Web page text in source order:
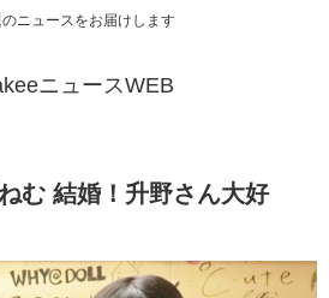
ニュースをお届けします
ニュースWEB
む 結婚！升野さん大好